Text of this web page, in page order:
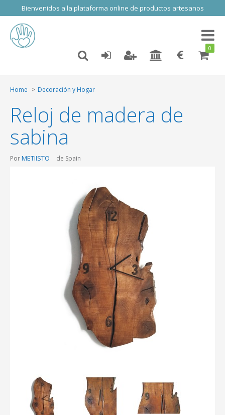
Bienvenidos a la plataforma online de productos artesanos
Toggle
0
Home Decoración y Hogar
Reloj de madera de
sabina
PorMETIISTO de Spain